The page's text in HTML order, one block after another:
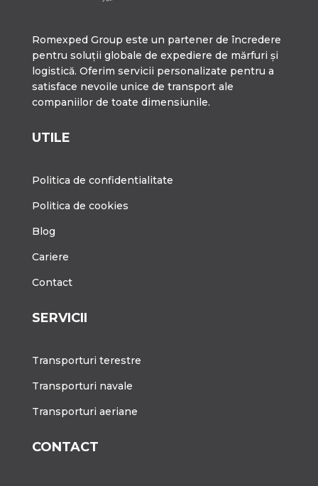
Romexped Group este un partener de încredere
pentru soluții globale de expediere de mărfuri și
logistică. Oferim servicii personalizate pentru a
satisface nevoile unice de transport ale
companiilor de toate dimensiunile.
UTILE
Politica de confidentialitate
Politica de cookies
Blog
Cariere
Contact
SERVICII
Transporturi terestre
Transporturi navale
Transporturi aeriane
CONTACT